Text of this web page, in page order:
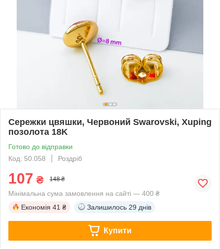
Сережки цвяшки, Червоний Swarovski, Xuping
позолота 18K
Готово до відправки
Код: 50.058
Роздріб
107 ₴ 148 ₴
Мінімальна сума замовлення на сайті — 400 ₴
Економія 41 ₴ Залишилось 29 днів
Купити